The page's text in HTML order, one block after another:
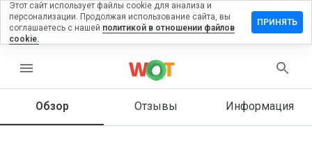
menu
Обзор Отзывы Информация
на
Как бы
Этот сайт использует файлы cookie для анализа и
персонализации. Продолжая использование сайта, вы
соглашаетесь с нашей политикой в отношении файлов
cookie.
ПРИНЯТЬ